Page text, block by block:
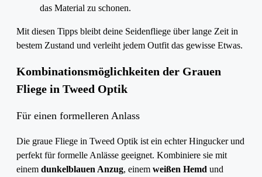
das Material zu schonen.
Mit diesen Tipps bleibt deine Seidenfliege über lange Zeit in
bestem Zustand und verleiht jedem Outfit das gewisse Etwas.
Kombinationsmöglichkeiten der Grauen
Fliege in Tweed Optik
Für einen formelleren Anlass
Die graue Fliege in Tweed Optik ist ein echter Hingucker und
perfekt für formelle Anlässe geeignet. Kombiniere sie mit
einem dunkelblauen Anzug, einem weißen Hemd und